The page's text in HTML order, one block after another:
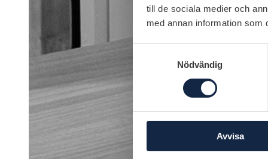
till de sociala medier och
med annan information som
Nödvändig
Avvisa